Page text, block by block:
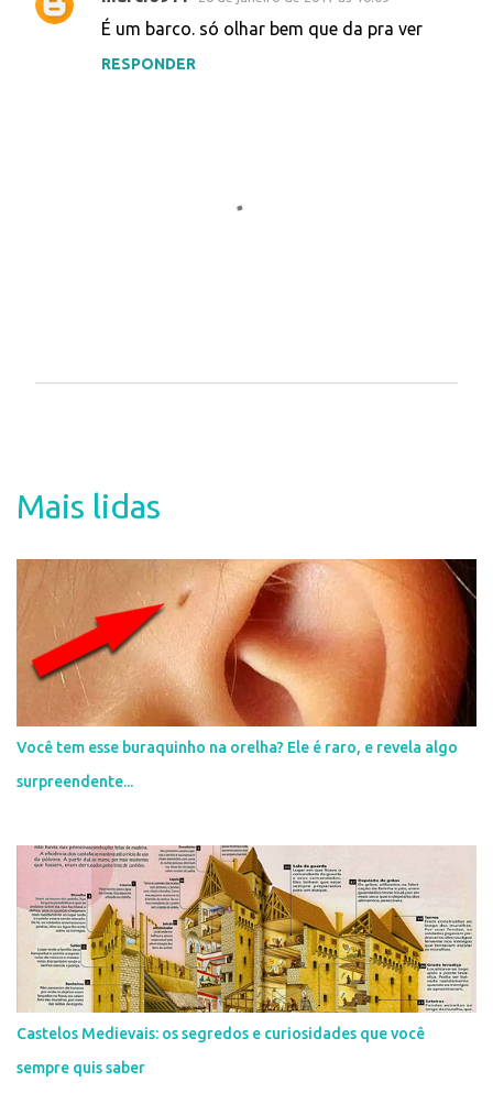
É um barco. só olhar bem que da pra ver
RESPONDER
a
r
m
n
t
i
o
Mais lidas
Você tem esse buraquinho na orelha? Ele é raro, e revela algo
surpreendente...
Castelos Medievais: os segredos e curiosidades que você
sempre quis saber